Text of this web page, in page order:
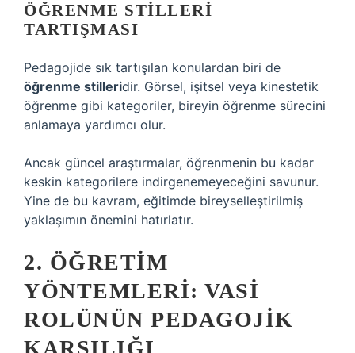
ÖĞRENME STILLERI
TARTIŞMASI
Pedagojide sık tartışılan konulardan biri de
öğrenme stilleridir. Görsel, işitsel veya kinestetik
öğrenme gibi kategoriler, bireyin öğrenme sürecini
anlamaya yardımcı olur.
Ancak güncel araştırmalar, öğrenmenin bu kadar
keskin kategorilere indirgenemeyeceğini savunur.
Yine de bu kavram, eğitimde bireyselleştirilmiş
yaklaşımın önemini hatırlatır.
2. ÖĞRETIM
YÖNTEMLERI: VASI
ROLÜNÜN PEDAGOJIK
KARŞILIĞI